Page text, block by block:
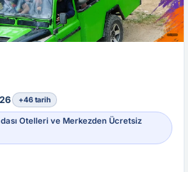
+46 tarih
Otelleri ve Merkezden Ücretsiz